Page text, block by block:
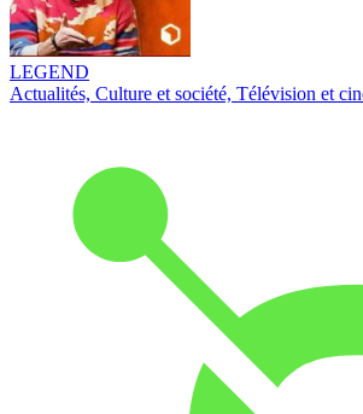
LEGEND
Actualités, Culture et société, Télévision et